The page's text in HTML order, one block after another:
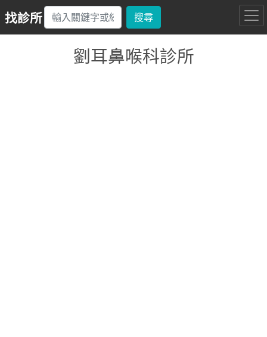
找診所 搜尋
劉耳鼻喉科診所